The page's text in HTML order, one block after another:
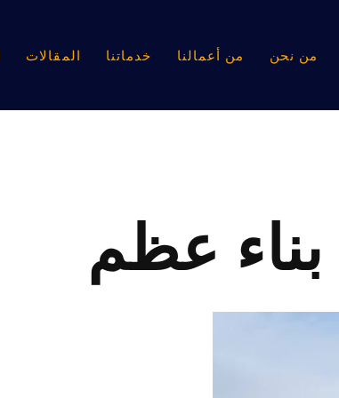
من نحن من أعمالنا خدماتنا المقالات
عظم